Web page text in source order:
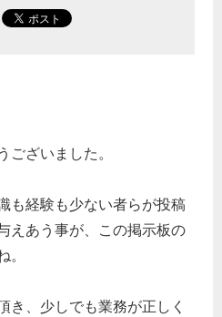
ございました。
も経験も少ない者らが投稿
えあう事が、この掲示板の
き、少しでも業務が正しく